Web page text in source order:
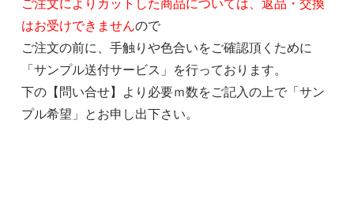
ご注文によりカットした商品については、返品・交換
はお受けできませんので
ご注文の前に、手触りや色合いをご確認頂くために
「サンプル送付サービス」を行っております。
下の【問い合せ】より必要ｍ数をご記入の上で「サン
プル希望」とお申し出下さい。